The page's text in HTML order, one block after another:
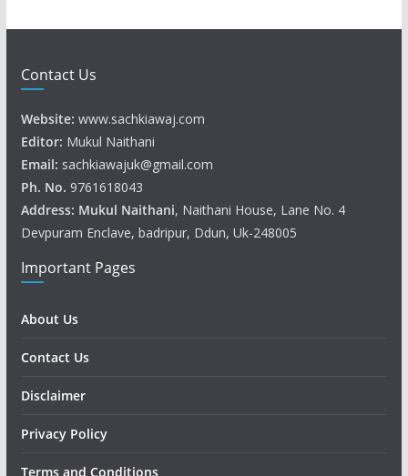
Contact Us
Website: www.sachkiawaj.com
Editor: Mukul Naithani
Email: sachkiawajuk@gmail.com
Ph. No. 9761618043
Address: Mukul Naithani, Naithani House, Lane No. 4
Devpuram Enclave, badripur, Ddun, Uk-248005
Important Pages
About Us
Contact Us
Disclaimer
Privacy Policy
Terms and Conditions